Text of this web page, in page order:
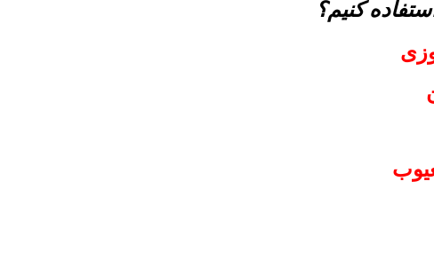
کنیم؟